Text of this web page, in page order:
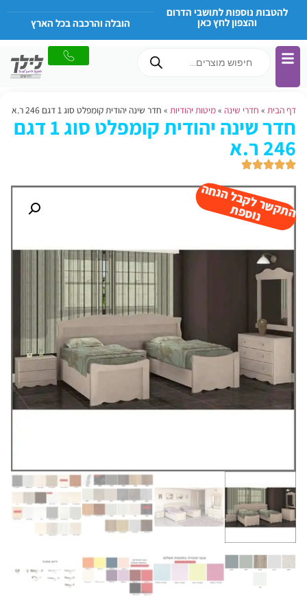
להטבות נוספות לתושבי הדרום
והצפון לחץ כאן הובלה והרכבה בכל הארץ
דף הבית » חדרי שינה »מיטות יהודיות » חדר שינה יהודית קומפלט סוג 1 דגם 246 ר.א
חדר שינה יהודית קומפלט סוג 1 דגם
246 ר.א
ה
ת
ק
ש
ר
ל
ק
ב
ל
הנ
ח
ה
נו
ס
פ
ת